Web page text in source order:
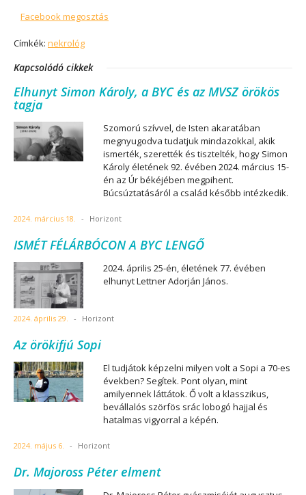
Facebook megosztás
Címkék: nekrológ
Kapcsolódó cikkek
Elhunyt Simon Károly, a BYC és az MVSZ örökös
tagja
Szomorú szívvel, de Isten akaratában
megnyugodva tudatjuk mindazokkal, akik
ismerték, szerették és tisztelték, hogy Simon
Károly életének 92. évében 2024. március 15-
én az Úr békéjében megpihent.
Búcsúztatásáról a család később intézkedik.
2024. március 18. - Horizont
ISMÉT FÉLÁRBÓCON A BYC LENGŐ
2024. április 25-én, életének 77. évében
elhunyt Lettner Adorján János.
2024. április 29. - Horizont
Az örökifjú Sopi
El tudjátok képzelni milyen volt a Sopi a 70-es
években? Segítek. Pont olyan, mint
amilyennek láttátok. Ő volt a klasszikus,
bevállalós szörfös srác lobogó hajjal és
hatalmas vigyorral a képén.
2024. május 6. - Horizont
Dr. Majoross Péter elment